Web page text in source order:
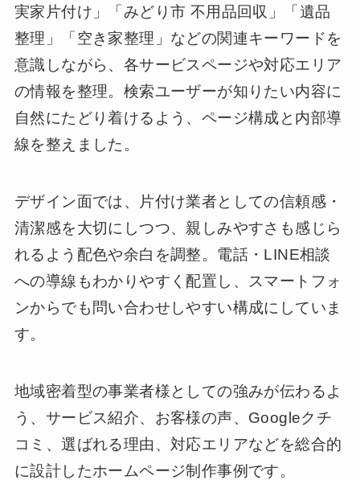
実家片付け」「みどり市 不用品回収」「遺品
整理」「空き家整理」などの関連キーワードを
意識しながら、各サービスページや対応エリア
の情報を整理。検索ユーザーが知りたい内容に
自然にたどり着けるよう、ページ構成と内部導
線を整えました。
デザイン面では、片付け業者としての信頼感・
清潔感を大切にしつつ、親しみやすさも感じら
れるよう配色や余白を調整。電話・LINE相談
への導線もわかりやすく配置し、スマートフォ
ンからでも問い合わせしやすい構成にしていま
す。
地域密着型の事業者様としての強みが伝わるよ
う、サービス紹介、お客様の声、Googleクチ
コミ、選ばれる理由、対応エリアなどを総合的
に設計したホームページ制作事例です。